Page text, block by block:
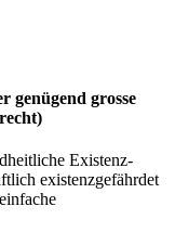
genügend grosse
Existenz-
existenzgefährdet